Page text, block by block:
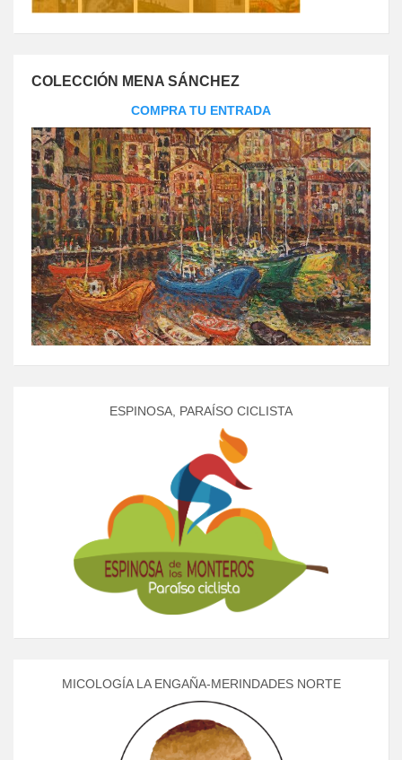
COLECCIÓN MENA SÁNCHEZ
COMPRA TU ENTRADA
ESPINOSA, PARAÍSO CICLISTA
MICOLOGÍA LA ENGAÑA-MERINDADES NORTE